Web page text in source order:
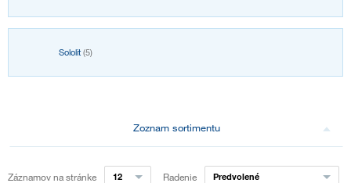
Sololit(5)
Zoznam sortimentu
Záznamov na stránke 12 Radenie Predvolené